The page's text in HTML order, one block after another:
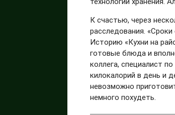
К счастью, через
расследования.
Историю «Кухни на
готовые блюда и
коллега, специалист
килокалорий в день и
невозможно
немного похудеть.